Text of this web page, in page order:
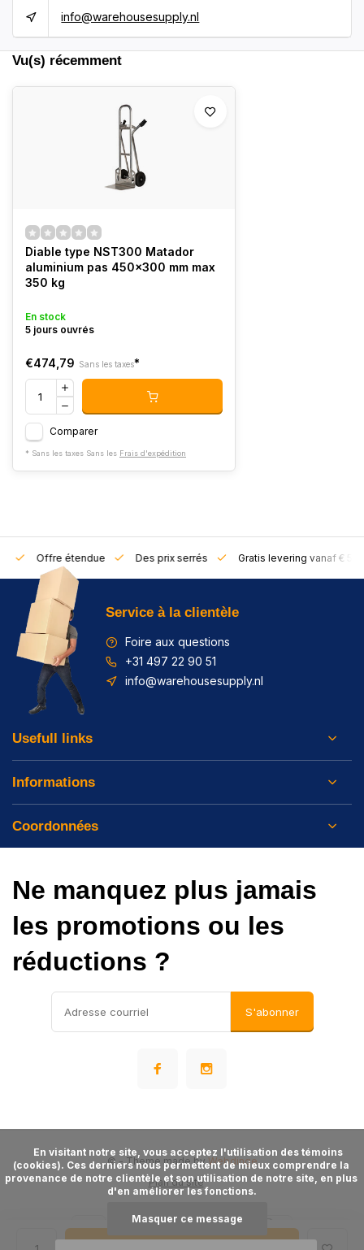
info@warehousesupply.nl
Vu(s) récemment
Diable type NST300 Matador
aluminium pas 450x300 mm max
350 kg
En stock
5 jours ouvrés
€474,79 Sans les taxes*
Comparer
* Sans les taxes Sans les Frais d'expédition
Offre étendue Des prix serrés Gratis levering vanaf €
Service à la clientèle
Foire aux questions
+31 497 22 90 51
info@warehousesupply.nl
Usefull links
Informations
Coordonnées
Ne manquez plus jamais
les promotions ou les
réductions ?
S'abonner
Plan du site
©- Theme made byWebdinge
(cookies). Ces derniers nous permettent de mieux comprendre la
provenance de notre clientèle et son utilisation de notre site, en plus
d'en améliorer les fonctions.
Masquer ce message